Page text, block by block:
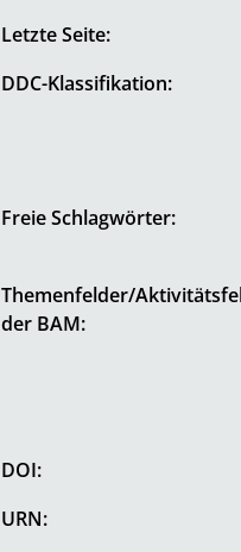
Letzte Seite:
DDC-Klassifikation:
Freie Schlagwörter:
Themenfelder/
der BAM:
DOI:
URN: